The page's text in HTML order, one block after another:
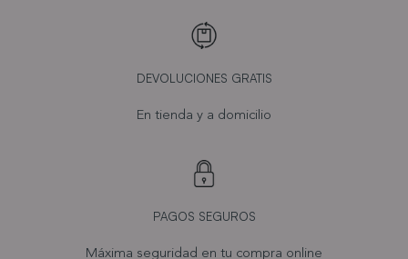
DEVOLUCIONES GRATIS
En tienda y a domicilio
PAGOS SEGUROS
Máxima seguridad en tu compra online